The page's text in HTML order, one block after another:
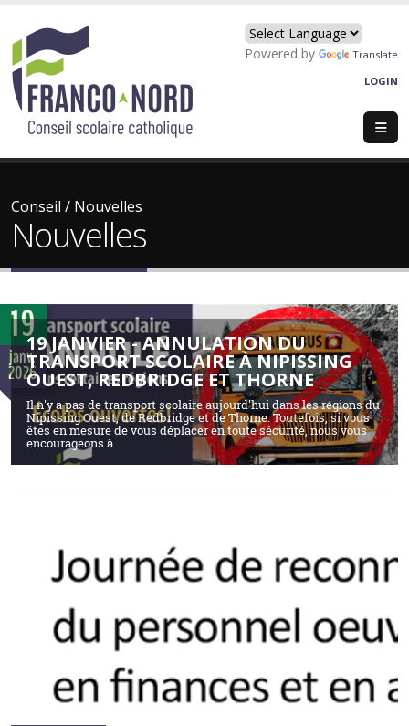
Powered by
Translate
LOGIN
Conseil / Nouvelles
Nouvelles
19
janv.
2026
19 JANVIER - ANNULATION DU
TRANSPORT SCOLAIRE À NIPISSING
OUEST, REDBRIDGE ET THORNE
Il n'y a pas de transport scolaire aujourd'hui dans les régions du
Nipissing Ouest, de Redbridge et de Thorne. Toutefois, si vous
êtes en mesure de vous déplacer en toute sécurité, nous vous
encourageons à...